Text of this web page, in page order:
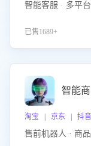
智能客服 · 多平
已售1689+
智能
淘宝 | 京东 | 抖
售前机器人 · 商